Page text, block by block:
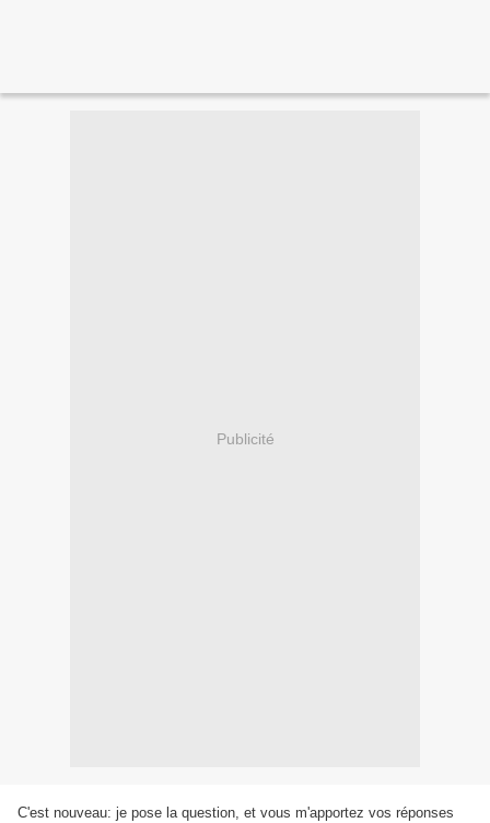
Publicité
C'est nouveau: je pose la question, et vous m'apportez vos réponses